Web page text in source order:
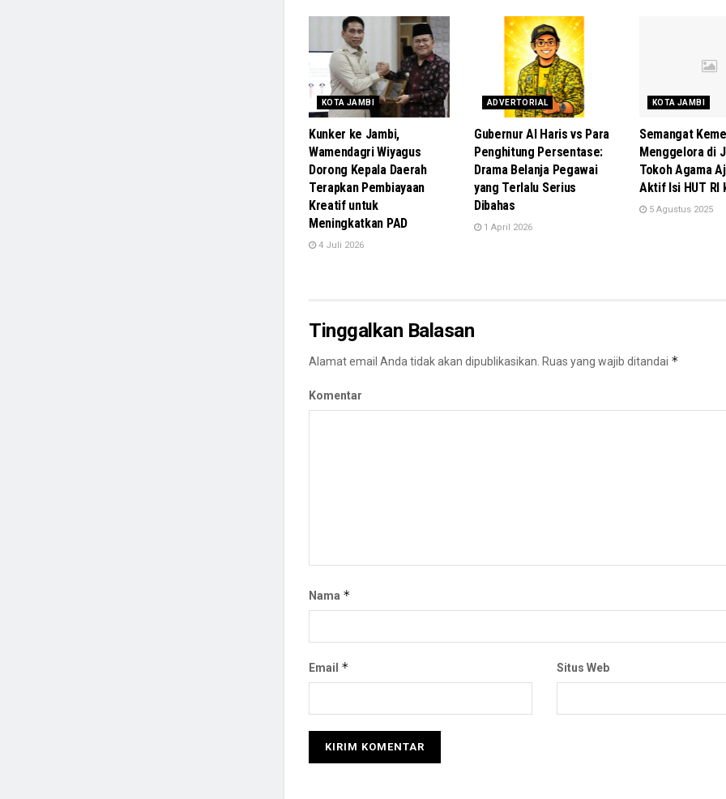
KOTA JAMBI
Kunker ke Jambi,
Wamendagri Wiyagus
Dorong Kepala Daerah
Terapkan Pembiayaan
Kreatif untuk
Meningkatkan PAD
4 Juli 2026
ADVERTORIAL
Gubernur Al Haris vs Para
Penghitung Persentase:
Drama Belanja Pegawai
yang Terlalu Serius
Dibahas
1 April 2026
KOTA JAMBI
Semangat
Menggelora di
Tokoh Agama
Aktif Isi HUT RI
5 Agustus 2025
Tinggalkan Balasan
Alamat email Anda tidak akan dipublikasikan. Ruas yang wajib ditandai *
Komentar
Nama *
Email * Situs Web